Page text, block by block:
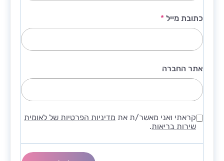
כתובת מייל *
אתר החברה
קראתי ואני מאשר/ת את מדיניות הפרטיות של לאומית
שירות בריאות.